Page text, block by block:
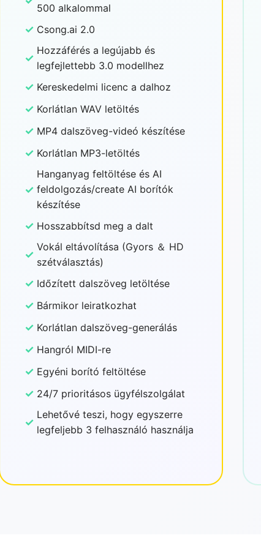
500 alkalommal
✓ Csong.ai 2.0
✓
Hozzáférés a legújabb és
legfejlettebb 3.0 modellhez
✓ Kereskedelmi licenc a dalhoz
✓ Korlátlan WAV letöltés
✓ MP4 dalszöveg-videó készítése
✓ Korlátlan MP3-letöltés
✓
Hanganyag feltöltése és AI
feldolgozás/create AI borítók
készítése
✓ Hosszabbítsd meg a dalt
✓
Vokál eltávolítása (Gyors ＆ HD
szétválasztás)
✓ Időzített dalszöveg letöltése
✓ Bármikor leiratkozhat
✓ Korlátlan dalszöveg-generálás
✓ Hangról MIDI-re
✓ Egyéni borító feltöltése
✓ 24/7 prioritásos ügyfélszolgálat
✓
Lehetővé teszi, hogy egyszerre
legfeljebb 3 felhasználó használja